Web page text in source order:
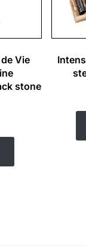
Vie
stone